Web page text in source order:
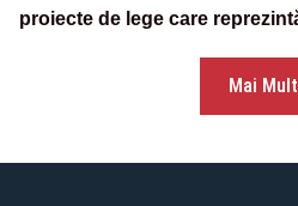
proiecte de lege care
Mai